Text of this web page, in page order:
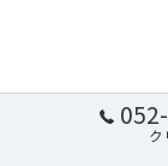
ク